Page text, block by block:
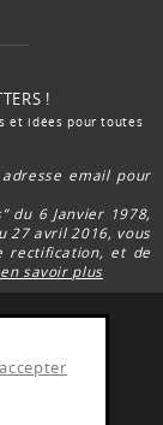
!
et idées pour toutes
email pour
du 6 Janvier 1978,
27 avril 2016, vous
rectification, et de
savoir plus